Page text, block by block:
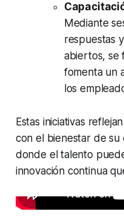
Mediante
respuestas
abiertos, se
fomenta un
los
Estas iniciativas
con el bienestar de
donde el talento
innovación continua